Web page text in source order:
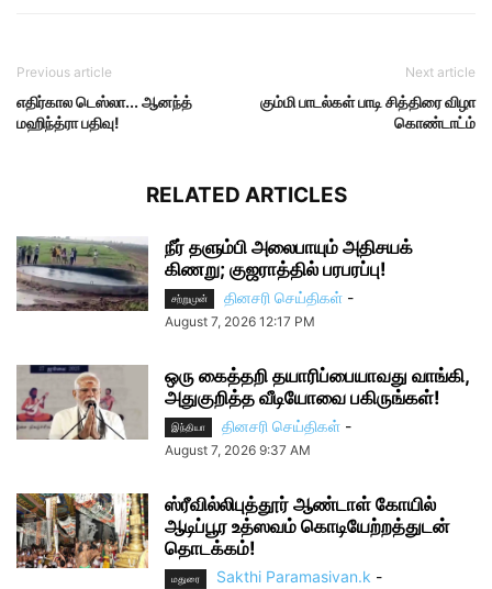
Previous article
எதிர்கால டெஸ்லா.‌.. ஆனந்த்
மஹிந்த்ரா பதிவு!
Next article
கும்மி பாடல்கள் பாடி சித்திரை விழா
கொண்டாட்ம்
RELATED ARTICLES
நீர் தளும்பி அலைபாயும் அதிசயக்
கிணறு; குஜராத்தில் பரபரப்பு!
சற்றுமுன் தினசரி செய்திகள் -
August 7, 2026 12:17 PM
ஒரு கைத்தறி தயாரிப்பையாவது வாங்கி,
அதுகுறித்த வீடியோவை பகிருங்கள்!
இந்தியா தினசரி செய்திகள் -
August 7, 2026 9:37 AM
ஸ்ரீவில்லிபுத்தூர் ஆண்டாள் கோயில்
ஆடிப்பூர உத்ஸவம் கொடியேற்றத்துடன்
தொடக்கம்!
மதுரை Sakthi Paramasivan.k -